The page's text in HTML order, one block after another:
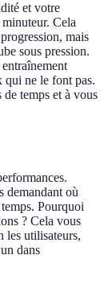
et votre
Cela
mais
sous pression.
qui ne le font pas.
temps et à vous
demandant où
Pourquoi
? Cela vous
les utilisateurs,
dans